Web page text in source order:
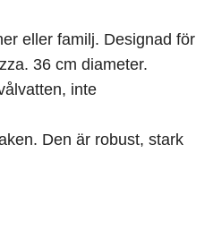
eller familj. Designad för
36 cm diameter.
inte
Den är robust, stark